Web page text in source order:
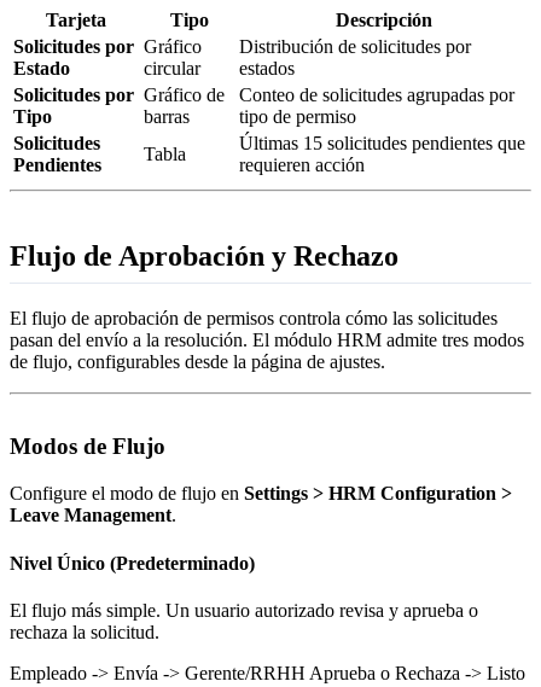
Tarjeta Tipo
Descripción
Solicitudes por
Estado
Gráfico
circular
Distribución de solicitudes por
estados
Solicitudes por
Tipo
Gráfico de
barras
Conteo de solicitudes agrupadas por
tipo de permiso
Solicitudes
Pendientes
Tabla
Últimas 15 solicitudes pendientes que
requieren acción
Flujo de Aprobación y Rechazo
El flujo de aprobación de permisos controla cómo las solicitudes
pasan del envío a la resolución. El módulo HRM admite tres modos
de flujo, configurables desde la página de ajustes.
Modos de Flujo
Configure el modo de flujo en Settings > HRM Configuration >
Leave Management.
Nivel Único (Predeterminado)
El flujo más simple. Un usuario autorizado revisa y aprueba o
rechaza la solicitud.
Empleado -> Envía -> Gerente/RRHH Aprueba o Rechaza -> Listo